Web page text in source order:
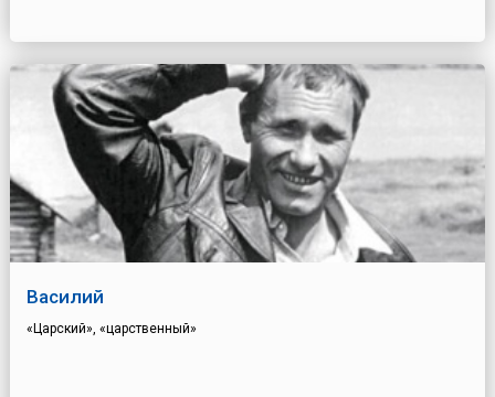
Василий
«Царский», «царственный»